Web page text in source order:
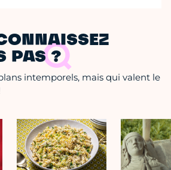
PAS ?
intemporels, mais qui valent le